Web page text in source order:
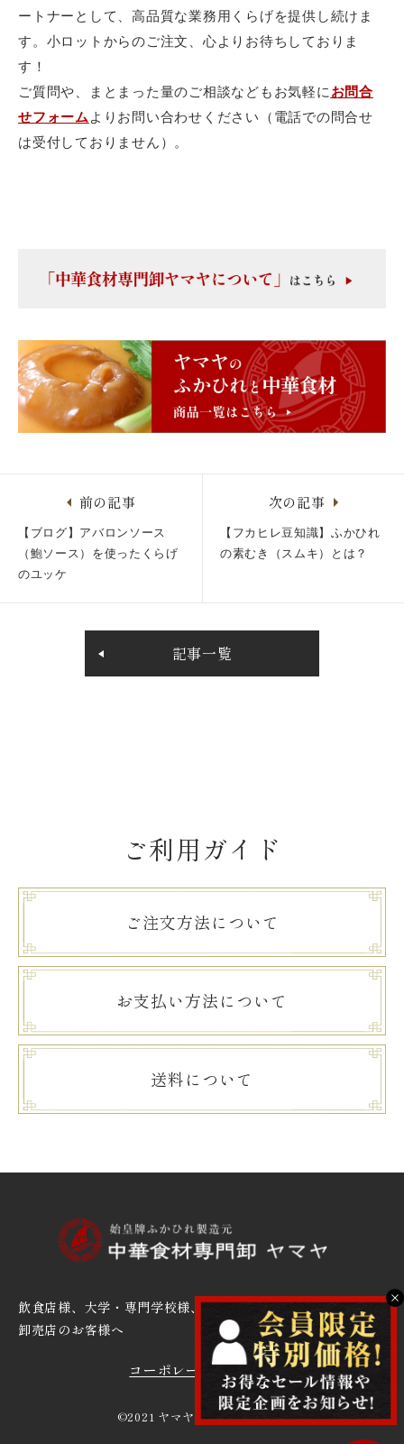
ートナーとして、 高品質な業務用くらげを提供し続けま
す。小ロットからのご注文、 心よりお待ちしておりま
す！
ご質問や、
まとまった量のご相談などもお気軽に お問合
せフォーム よりお問い合わせください（電話での問合せ
は受付しておりません）。
前の記事
【ブログ】アバロンソース
（鮑ソース）を使ったくらげ
のユッケ
次の記事
【フカヒレ豆知識】ふかひれ
の素むき（スムキ）とは？
記事一覧
ご利用ガイド
ご注文方法について
お支払い方法について
送料について
飲食店様、大学・専門学校様、
卸売店のお客様へ
コーポレートサイト
©2021 ヤマヤ山﨑株式会社
X